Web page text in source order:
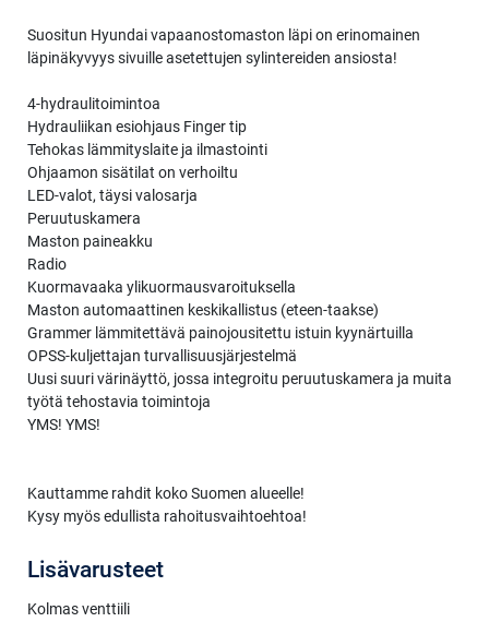
Suositun Hyundai vapaanostomaston läpi on erinomainen
läpinäkyvyys sivuille asetettujen sylintereiden ansiosta!
4-hydraulitoimintoa
Hydrauliikan esiohjaus Finger tip
Tehokas lämmityslaite ja ilmastointi
Ohjaamon sisätilat on verhoiltu
LED-valot, täysi valosarja
Peruutuskamera
Maston paineakku
Radio
Kuormavaaka ylikuormausvaroituksella
Maston automaattinen keskikallistus (eteen-taakse)
Grammer lämmitettävä painojousitettu istuin kyynärtuilla
OPSS-kuljettajan turvallisuusjärjestelmä
Uusi suuri värinäyttö, jossa integroitu peruutuskamera ja muita
työtä tehostavia toimintoja
YMS! YMS!
Kauttamme rahdit koko Suomen alueelle!
Kysy myös edullista rahoitusvaihtoehtoa!
Lisävarusteet
Kolmas venttiili